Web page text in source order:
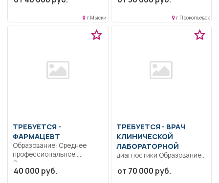
г Мыски
обработку учетно-
отчетных...
г Прокопьевск
ТРЕБУЕТСЯ -
ФАРМАЦЕВТ
Образование: Среднее
профессиональное..
Осуществляет прием
рецептов и требований с...
40 000 руб.
ТРЕБУЕТСЯ - ВРАЧ
КЛИНИЧЕСКОЙ
ЛАБОРАТОРНОЙ
диагностики Образование:
высшей квалификации..
от 70 000 руб.